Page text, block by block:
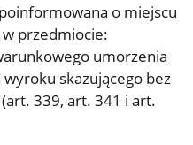
o miejscu
przedmiocie:
umorzenia
skazującego bez
339, art. 341 i art.